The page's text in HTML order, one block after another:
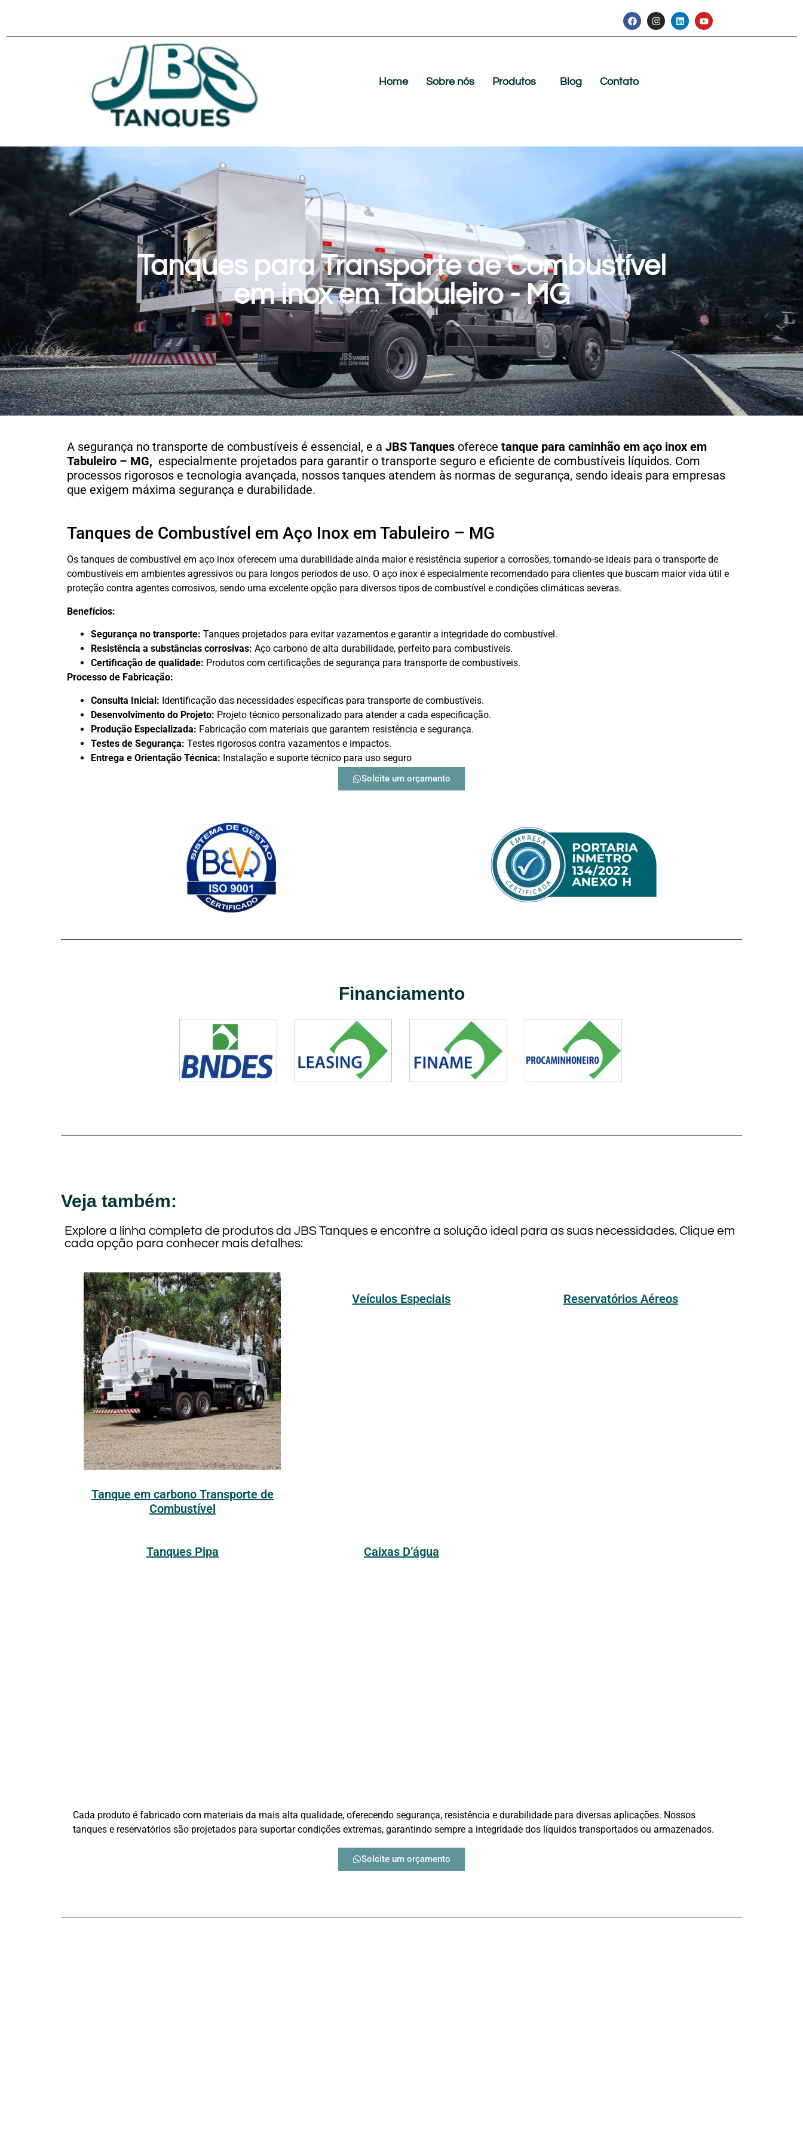
Home Sobre nós Produtos Blog Contato
Tanques para Transporte de Combustível
em inox em Tabuleiro - MG
A segurança no transporte de combustíveis é essencial, e a JBS Tanques oferece tanque para caminhão em aço inox em
Tabuleiro – MG, especialmente projetados para garantir o transporte seguro e eficiente de combustíveis líquidos. Com
processos rigorosos e tecnologia avançada, nossos tanques atendem às normas de segurança, sendo ideais para empresas
que exigem máxima segurança e durabilidade.
Tanques de Combustível em Aço Inox em Tabuleiro – MG
Os tanques de combustível em aço inox oferecem uma durabilidade ainda maior e resistência superior a corrosões, tornando-se ideais para o transporte de
combustíveis em ambientes agressivos ou para longos períodos de uso. O aço inox é especialmente recomendado para clientes que buscam maior vida útil e
proteção contra agentes corrosivos, sendo uma excelente opção para diversos tipos de combustível e condições climáticas severas.
Benefícios:
Segurança no transporte: Tanques projetados para evitar vazamentos e garantir a integridade do combustível.
Resistência a substâncias corrosivas: Aço carbono de alta durabilidade, perfeito para combustíveis.
Certificação de qualidade: Produtos com certificações de segurança para transporte de combustíveis.
Processo de Fabricação:
Consulta Inicial: Identificação das necessidades específicas para transporte de combustíveis.
Desenvolvimento do Projeto: Projeto técnico personalizado para atender a cada especificação.
Produção Especializada: Fabricação com materiais que garantem resistência e segurança.
Testes de Segurança: Testes rigorosos contra vazamentos e impactos.
Entrega e Orientação Técnica: Instalação e suporte técnico para uso seguro
Solcite um orçamento
Financiamento
Veja também:
Explore a linha completa de produtos da JBS Tanques e encontre a solução ideal para as suas necessidades. Clique em
cada opção para conhecer mais detalhes:
Tanque em carbono Transporte de
Combustível
Veículos Especiais Reservatórios Aéreos
Tanques Pipa Caixas D’água
Cada produto é fabricado com materiais da mais alta qualidade, oferecendo segurança, resistência e durabilidade para diversas aplicações. Nossos
tanques e reservatórios são projetados para suportar condições extremas, garantindo sempre a integridade dos líquidos transportados ou armazenados.
Solcite um orçamento